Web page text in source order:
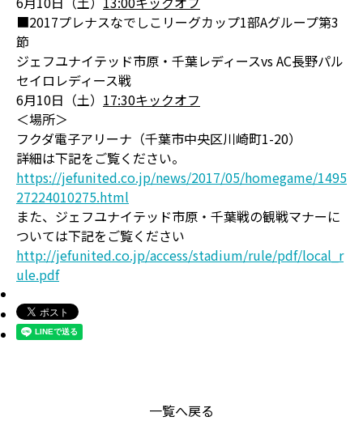
■2017プレナスなでしこリーグカップ1部Aグループ第3
節
ジェフユナイテッド市原・千葉レディースvs AC長野パル
セイロレディース戦
6月10日（土） 17:30キックオフ
＜場所＞
フクダ電子アリーナ（千葉市中央区川崎町1-20）
詳細は下記をご覧ください。
https://jefunited.co.jp/news/2017/05/homegame/1495
27224010275.html
また、ジェフユナイテッド市原・千葉戦の観戦マナーに
ついては下記をご覧ください
http://jefunited.co.jp/access/stadium/rule/pdf/local_r
ule.pdf
一覧へ戻る